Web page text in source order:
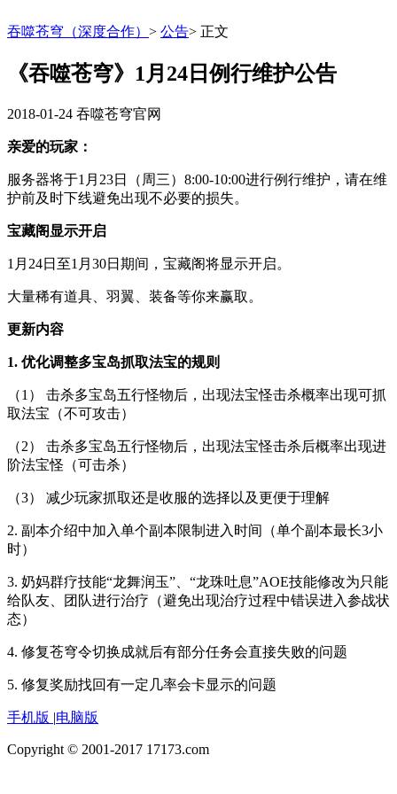
吞噬苍穹（深度合作） > 公告> 正文
《吞噬苍穹》1月24日例行维护公告
2018-01-24 吞噬苍穹官网
亲爱的玩家：
服务器将于1月23日（周三）8:00-10:00进行例行维护，请在维
护前及时下线避免出现不必要的损失。
宝藏阁显示开启
1月24日至1月30日期间，宝藏阁将显示开启。
大量稀有道具、羽翼、装备等你来赢取。
更新内容
1. 优化调整多宝岛抓取法宝的规则
（1） 击杀多宝岛五行怪物后，出现法宝怪击杀概率出现可抓
取法宝（不可攻击）
（2） 击杀多宝岛五行怪物后，出现法宝怪击杀后概率出现进
阶法宝怪（可击杀）
（3） 减少玩家抓取还是收服的选择以及更便于理解
2. 副本介绍中加入单个副本限制进入时间（单个副本最长3小
时）
3. 奶妈群疗技能“龙舞润玉”、“龙珠吐息”AOE技能修改为只能
给队友、团队进行治疗（避免出现治疗过程中错误进入参战状
态）
4. 修复苍穹令切换成就后有部分任务会直接失败的问题
5. 修复奖励找回有一定几率会卡显示的问题
手机版 |电脑版
Copyright © 2001-2017 17173.com